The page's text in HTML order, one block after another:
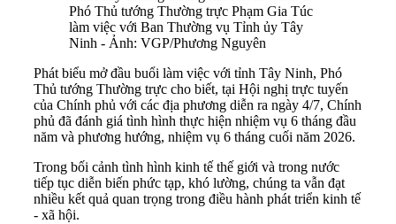
Phó Thủ tướng Thường trực Phạm Gia Túc
làm việc với Ban Thường vụ Tỉnh ủy Tây
Ninh - Ảnh: VGP/Phương Nguyên
Phát biểu mở đầu buổi làm việc với tỉnh Tây Ninh, Phó
Thủ tướng Thường trực cho biết, tại Hội nghị trực tuyến
của Chính phủ với các địa phương diễn ra ngày 4/7, Chính
phủ đã đánh giá tình hình thực hiện nhiệm vụ 6 tháng đầu
năm và phương hướng, nhiệm vụ 6 tháng cuối năm 2026.
Trong bối cảnh tình hình kinh tế thế giới và trong nước
tiếp tục diễn biến phức tạp, khó lường, chúng ta vẫn đạt
nhiều kết quả quan trọng trong điều hành phát triển kinh tế
- xã hội.